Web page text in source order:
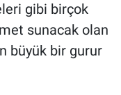
gibi birçok
sunacak olan
büyük bir gurur